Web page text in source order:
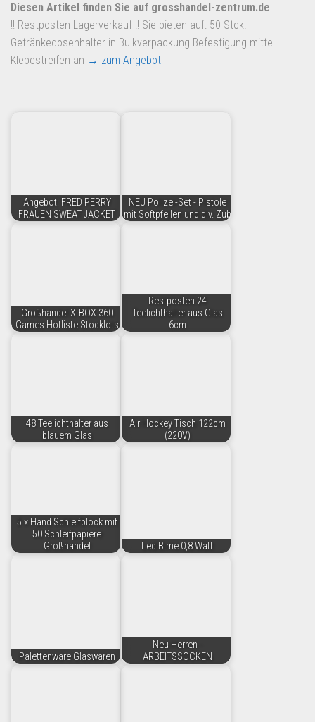
Dropshipping-Produkte
B2B Produkte
Grosshandel
Kostenlos Registrieren
Diesen Artikel finden Sie auf grosshandel-zentrum.de
!! Restposten Lagerverkauf !! Sie bieten auf: 50 Stck.
Getränkedosenhalter in Bulkverpackung Befestigung mittel
Klebestreifen an → zum Angebot
Angebot: FRED PERRY
FRAUEN SWEAT JACKET
NEU Polizei-Set - Pistole
mit Softpfeilen und div. Zub
Großhandel X-BOX 360
Games Hotliste Stocklots
Restposten 24
Teelichthalter aus Glas
6cm
48 Teelichthalter aus
blauem Glas
Air Hockey Tisch 122cm
(220V)
5 x Hand Schleifblock mit
50 Schleifpapiere
Großhandel
Led Birne 0,8 Watt
Palettenware Glaswaren
Neu Herren -
ARBEITSSOCKEN